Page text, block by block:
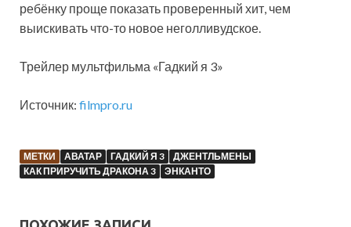
ребёнку проще показать проверенный хит, чем
выискивать что-то новое неголливудское.
Трейлер мультфильма «Гадкий я 3»
Источник: filmpro.ru
МЕТКИ АВАТАР ГАДКИЙ Я 3
ДЖЕНТЛЬМЕНЫ
КАК ПРИРУЧИТЬ ДРАКОНА 3
ЭНКАНТО